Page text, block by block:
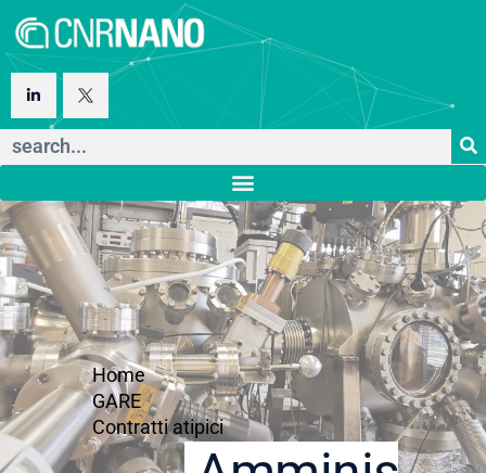
Home
GARE
Contratti atipici